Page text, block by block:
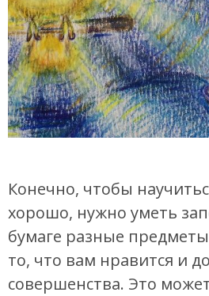
Конечно, чтобы
хорошо, нужно уметь
бумаге разные
то, что вам нравится и
совершенства. Это